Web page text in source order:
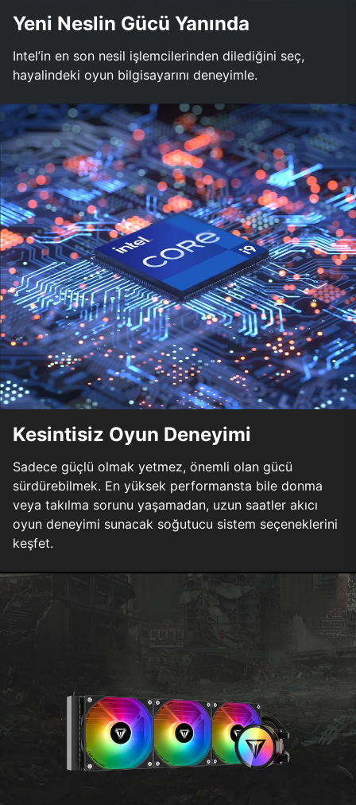
Yeni Neslin Gücü Yanında
Intel’in en son nesil işlemcilerinden dilediğini seç,
hayalindeki oyun bilgisayarını deneyimle.
Kesintisiz Oyun Deneyimi
Sadece güçlü olmak yetmez, önemli olan gücü
sürdürebilmek. En yüksek performansta bile donma
veya takılma sorunu yaşamadan, uzun saatler akıcı
oyun deneyimi sunacak soğutucu sistem seçeneklerini
keşfet.